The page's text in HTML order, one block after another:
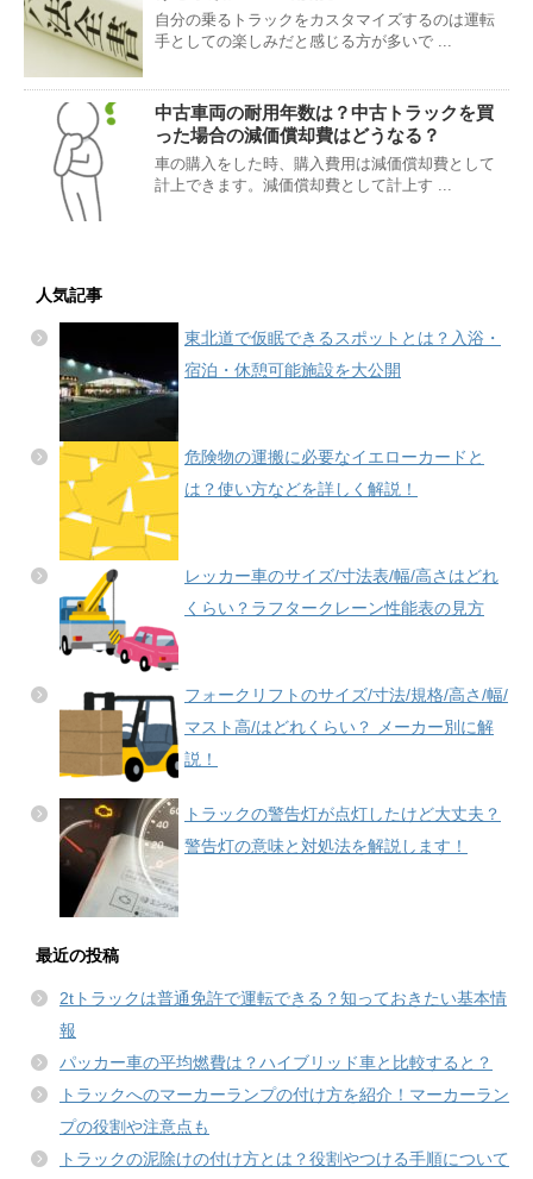
自分の乗るトラックをカスタマイズするのは運転
手としての楽しみだと感じる方が多いで ...
中古車両の耐用年数は？中古トラックを買
った場合の減価償却費はどうなる？
車の購入をした時、購入費用は減価償却費として
計上できます。減価償却費として計上す ...
人気記事
東北道で仮眠できるスポットとは？入浴・
宿泊・休憩可能施設を大公開
危険物の運搬に必要なイエローカードと
は？使い方などを詳しく解説！
レッカー車のサイズ/寸法表/幅/高さはどれ
くらい？ラフタークレーン性能表の見方
フォークリフトのサイズ/寸法/規格/高さ/幅/
マスト高/はどれくらい？ メーカー別に解
説！
トラックの警告灯が点灯したけど大丈夫？
警告灯の意味と対処法を解説します！
最近の投稿
2tトラックは普通免許で運転できる？知っておきたい基本情
報
パッカー車の平均燃費は？ハイブリッド車と比較すると？
トラックへのマーカーランプの付け方を紹介！マーカーラン
プの役割や注意点も
トラックの泥除けの付け方とは？役割やつける手順について